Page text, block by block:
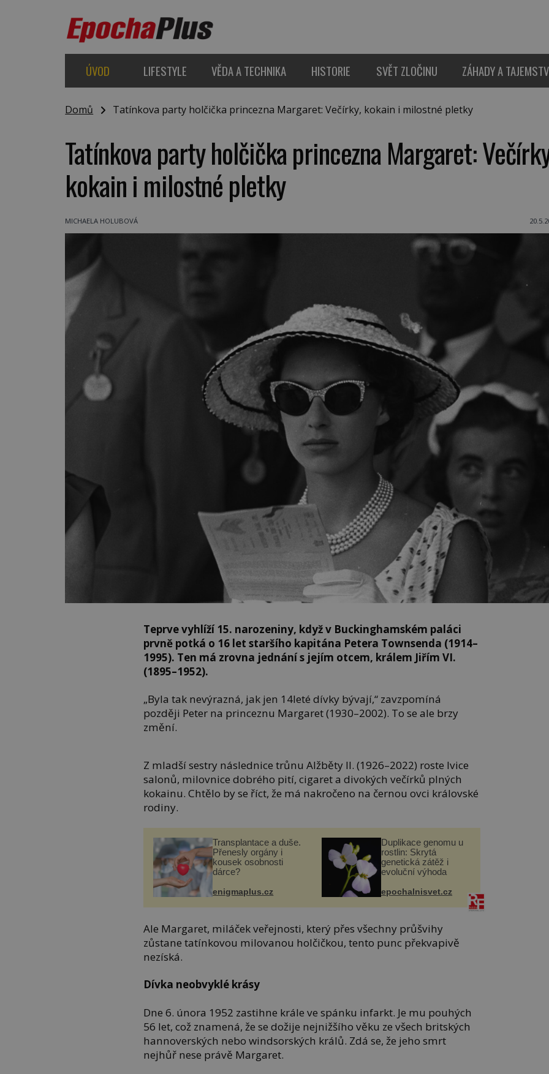
ÚVOD LIFESTYLE VĚDA A TECHNIKA HISTORIE SVĚT ZLOČINU ZÁHADY A
Domů Tatínkova party holčička princezna Margaret: Večírky, kokain i milostné pletky
Tatínkova party holčička princezna Margaret:
kokain i milostné pletky
MICHAELA HOLUBOVÁ
Teprve vyhlíží 15. narozeniny, když v Buckinghamském paláci
prvně potká o 16 let staršího kapitána Petera Townsenda (1914–
1995). Ten má zrovna jednání s jejím otcem, králem Jiřím VI.
(1895–1952).
„Byla tak nevýrazná, jak jen 14leté dívky bývají,“ zavzpomíná
později Peter na princeznu Margaret (1930–2002). To se ale brzy
změní.
Z mladší sestry následnice trůnu Alžběty II. (1926–2022) roste lvice
salonů, milovnice dobrého pití, cigaret a divokých večírků plných
kokainu. Chtělo by se říct, že má nakročeno na černou ovci královské
rodiny.
Transplantace a duše.
Přenesly orgány i
kousek osobnosti
dárce?
enigmaplus.cz
Duplikace genomu u
rostlin: Skrytá
genetická zátěž i
evoluční výhoda
epochalnisvet.cz
Ale Margaret, miláček veřejnosti, který přes všechny průšvihy
zůstane tatínkovou milovanou holčičkou, tento punc překvapivě
nezíská.
Dívka neobvyklé krásy
Dne 6. února 1952 zastihne krále ve spánku infarkt. Je mu pouhých
56 let, což znamená, že se dožije nejnižšího věku ze všech britských
hannoverských nebo windsorských králů. Zdá se, že jeho smrt
nejhůř nese právě Margaret.